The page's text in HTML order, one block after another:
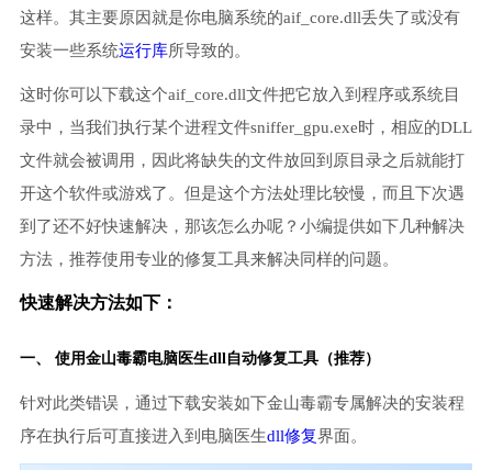
这样。其主要原因就是你电脑系统的aif_core.dll丢失了或没有
安装一些系统运行库所导致的。
这时你可以下载这个aif_core.dll文件把它放入到程序或系统目
录中，当我们执行某个进程文件sniffer_gpu.exe时，相应的DLL
文件就会被调用，因此将缺失的文件放回到原目录之后就能打
开这个软件或游戏了。但是这个方法处理比较慢，而且下次遇
到了还不好快速解决，那该怎么办呢？小编提供如下几种解决
方法，推荐使用专业的修复工具来解决同样的问题。
快速解决方法如下：
一、 使用金山毒霸电脑医生dll自动修复工具（推荐）
针对此类错误，通过下载安装如下金山毒霸专属解决的安装程
序在执行后可直接进入到电脑医生dll修复界面。